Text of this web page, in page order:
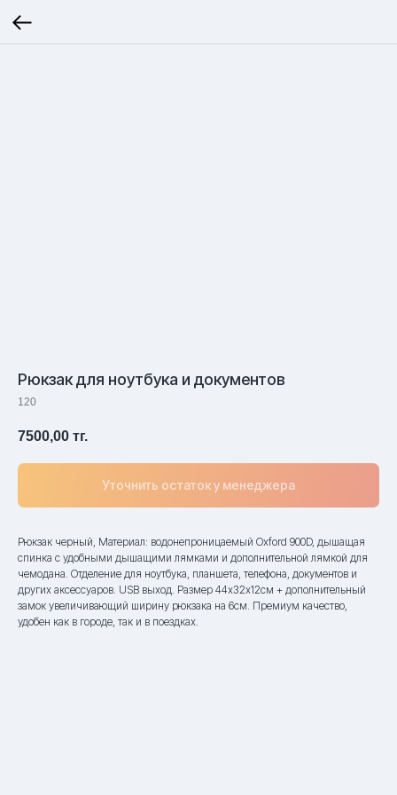
Рюкзак для ноутбука и документов
120
7500,00 тг.
Уточнить остаток у менеджера
Рюкзак черный, Материал: водонепроницаемый Oxford 900D, дышащая
спинка с удобными дышащими лямками и дополнительной лямкой для
чемодана. Отделение для ноутбука, планшета, телефона, документов и
других аксессуаров. USB выход. Размер 44х32х12см + дополнительный
замок увеличивающий ширину рюкзака на 6см. Премиум качество,
удобен как в городе, так и в поездках.